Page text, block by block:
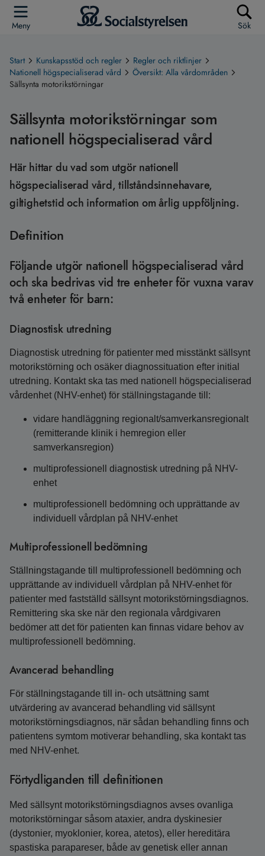
Meny Sök
Start Kunskapsstöd och regler
Regler och riktlinjer
Nationell högspecialiserad vård
Översikt: Alla vårdområden
Sällsynta motorikstörningar
Sällsynta motorikstörningar som
nationell högspecialiserad vård
Här hittar du vad som utgör nationell
högspecialiserad vård, tillståndsinnehavare,
giltighetstid och information om årlig uppföljning.
Definition
Följande utgör nationell högspecialiserad vård
och ska bedrivas vid tre enheter för vuxna varav
två enheter för barn:
Diagnostisk utredning
Diagnostisk utredning för patienter med misstänkt sällsynt
motorikstörning och osäker diagnossituation efter initial
utredning. Kontakt ska tas med nationell högspecialiserad
vårdenhet (NHV-enhet) för ställningstagande till:
vidare handläggning regionalt/samverkansregionalt
(remitterande klinik i hemregion eller
samverkansregion)
multiprofessionell diagnostisk utredning på NHV-
enhet
multiprofessionell bedömning och upprättande av
individuell vårdplan på NHV-enhet
Multiprofessionell bedömning
Ställningstagande till multiprofessionell bedömning och
upprättande av individuell vårdplan på NHV-enhet för
patienter med fastställd sällsynt motorikstörningsdiagnos.
Remittering ska ske när den regionala vårdgivaren
bedömer att det för patienten kan finnas vidare behov av
multiprofessionell bedömning.
Avancerad behandling
För ställningstagande till in- och utsättning samt
utvärdering av avancerad behandling vid sällsynt
motorikstörningsdiagnos, när sådan behandling finns och
patientens symtom motiverar behandling, ska kontakt tas
med NHV-enhet.
Förtydliganden till definitionen
Med sällsynt motorikstörningsdiagnos avses ovanliga
motorikstörningar såsom ataxier, andra dyskinesier
(dystonier, myoklonier, korea, atetos), eller hereditära
spastiska parapareser, både av genetisk eller annan